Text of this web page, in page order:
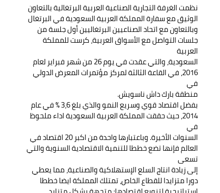
نظمت الغرفة التجارية الصناعية العربية البرتغالية بالتعاون
الوثيق مع سفارة المملكة العربية السعودية في البرتغال
وبالتعاون مع اتحاد الصناعيين البرتغاليين أول جلسة من
جلسات التواصل مع الأسواق العربية، كرست للمملكة
العربية
السعودية، والتي عقدت في يوم 26 من شهر فبراير لعام
2016، في القاعة الثالثة لمركز مؤتمرات المعرض الدولي
في
منطقة بارك داش ناسويش.
بفضل اقتصاد قوي وسريع النمو والذي بلغ 3،6 % في عام
2014، حيث حققت المملكة العربية السعودية اداء ملحوظ
في
السنوات الأخيرة. وباعتبارها واحدة من اكبر 20 اقتصاد في
العالم فإنها تضع خططا للتنمية الاقتصادية السنوية والتي
تسعى
إلى زيادة انتاج السلع الإستهلاكية والصناعية، مما يعطي
دورا متزايدا للقطاع الخاص، تمتلك المملكة ايضا خططا